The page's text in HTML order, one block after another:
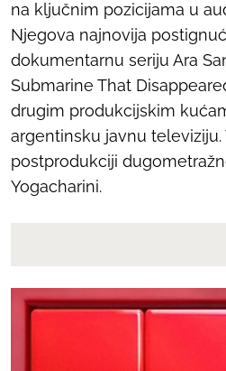
na ključnim pozicijama u
Njegova najnovija
dokumentarnu seriju Ara
Submarine That
drugim produkcijskim
argentinsku javnu televiziju.
postprodukciji
Yogacharini.